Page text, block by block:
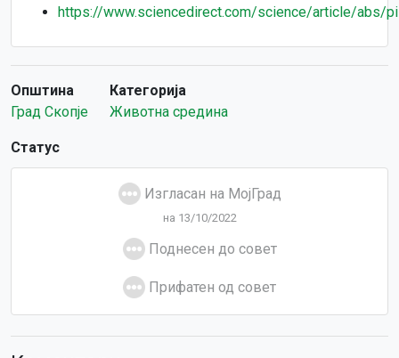
https://www.sciencedirect.com/science/article/abs/
Општина
Град Скопје
Категорија
Животна средина
Статус
Изгласан на МојГрад
на 13/10/2022
Поднесен до совет
Прифатен од совет